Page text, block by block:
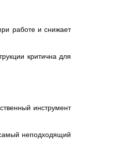
работе и снижает
критична для
инструмент
неподходящий